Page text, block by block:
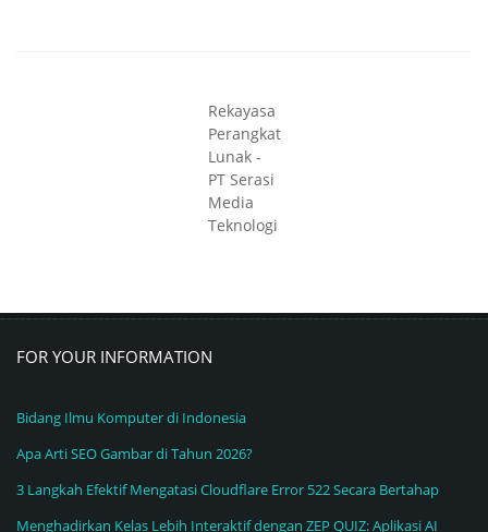
Rekayasa
Perangkat
Lunak -
PT Serasi
Media
Teknologi
FOR YOUR INFORMATION
Bidang Ilmu Komputer di Indonesia
Apa Arti SEO Gambar di Tahun 2026?
3 Langkah Efektif Mengatasi Cloudflare Error 522 Secara Bertahap
Menghadirkan Kelas Lebih Interaktif dengan ZEP QUIZ: Aplikasi AI